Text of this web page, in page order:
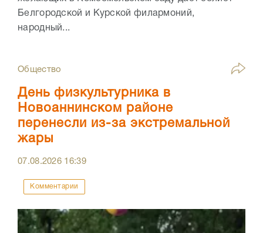
Белгородской и Курской филармоний,
народный...
Общество
День физкультурника в
Новоаннинском районе
перенесли из-за экстремальной
жары
07.08.2026 16:39
Комментарии